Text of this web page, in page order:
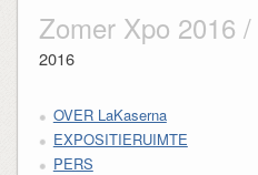
Zomer Xpo 2016 /
2016
OVER LaKaserna
EXPOSITIERUIMTE
PERS